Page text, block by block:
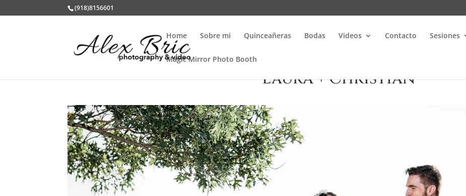
(918)8156601
Home Sobre mi Quinceañeras Bodas Videos Contacto Sesiones
Magic Mirror Photo Booth
Laura + Christian